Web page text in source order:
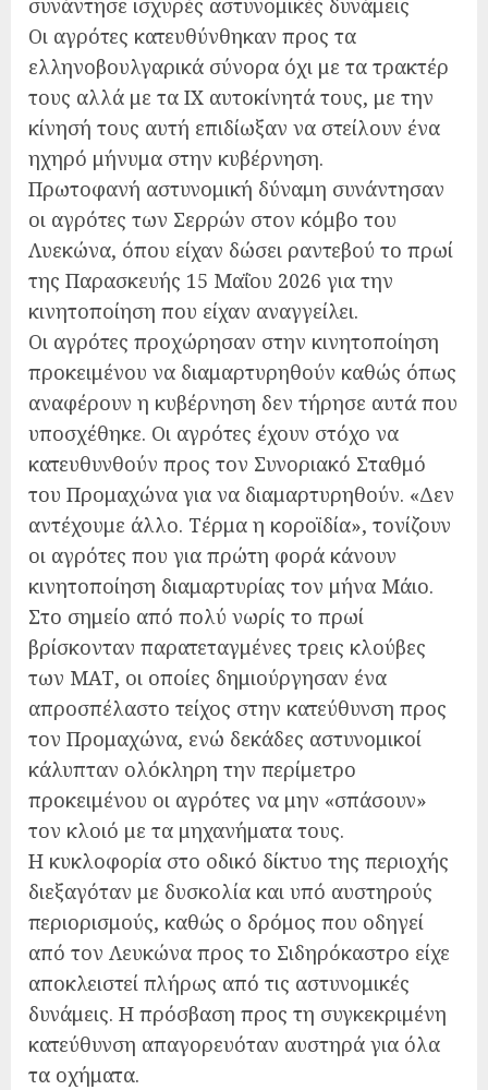
Οι αγρότες κατευθύνθηκαν προς τα
ελληνοβουλγαρικά σύνορα όχι με τα τρακτέρ
τους αλλά με τα ΙΧ αυτοκίνητά τους, με την
κίνησή τους αυτή επιδίωξαν να στείλουν ένα
ηχηρό μήνυμα στην κυβέρνηση.
Πρωτοφανή αστυνομική δύναμη συνάντησαν
οι αγρότες των Σερρών στον κόμβο του
Λυεκώνα, όπου είχαν δώσει ραντεβού το πρωί
της Παρασκευής 15 Μαΐου 2026 για την
κινητοποίηση που είχαν αναγγείλει.
Οι αγρότες προχώρησαν στην κινητοποίηση
προκειμένου να διαμαρτυρηθούν καθώς όπως
αναφέρουν η κυβέρνηση δεν τήρησε αυτά που
υποσχέθηκε. Οι αγρότες έχουν στόχο να
κατευθυνθούν προς τον Συνοριακό Σταθμό
του Προμαχώνα για να διαμαρτυρηθούν. «Δεν
αντέχουμε άλλο. Τέρμα η κοροϊδία», τονίζουν
οι αγρότες που για πρώτη φορά κάνουν
κινητοποίηση διαμαρτυρίας τον μήνα Μάιο.
Στο σημείο από πολύ νωρίς το πρωί
βρίσκονταν παρατεταγμένες τρεις κλούβες
των ΜΑΤ, οι οποίες δημιούργησαν ένα
απροσπέλαστο τείχος στην κατεύθυνση προς
τον Προμαχώνα, ενώ δεκάδες αστυνομικοί
κάλυπταν ολόκληρη την περίμετρο
προκειμένου οι αγρότες να μην «σπάσουν»
τον κλοιό με τα μηχανήματα τους.
Η κυκλοφορία στο οδικό δίκτυο της περιοχής
διεξαγόταν με δυσκολία και υπό αυστηρούς
περιορισμούς, καθώς ο δρόμος που οδηγεί
από τον Λευκώνα προς το Σιδηρόκαστρο είχε
αποκλειστεί πλήρως από τις αστυνομικές
δυνάμεις. Η πρόσβαση προς τη συγκεκριμένη
κατεύθυνση απαγορευόταν αυστηρά για όλα
τα οχήματα.